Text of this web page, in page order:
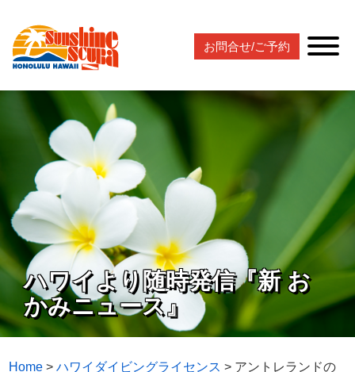
お問合せ/ご予約
ハワイより随時発信『新 お
かみニュース』
Home >ハワイダイビングライセンス > アントレランドの